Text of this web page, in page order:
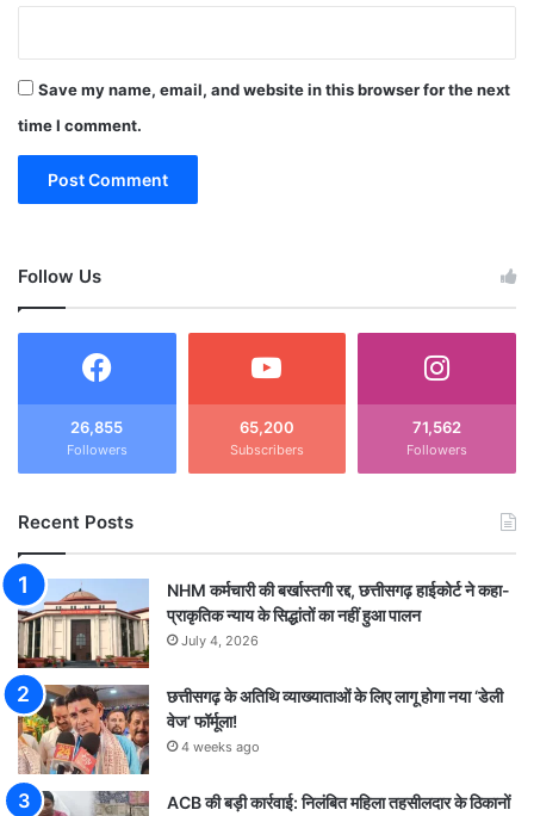
Save my name, email, and website in this browser for the next
time I comment.
Follow Us
26,855
Followers
65,200
Subscribers
71,562
Followers
Recent Posts
NHM कर्मचारी की बर्खास्तगी रद्द, छत्तीसगढ़ हाईकोर्ट ने कहा-
प्राकृतिक न्याय के सिद्धांतों का नहीं हुआ पालन
July 4, 2026
छत्तीसगढ़ के अतिथि व्याख्याताओं के लिए लागू होगा नया ‘डेली
वेज’ फॉर्मूला!
4 weeks ago
ACB की बड़ी कार्रवाई: निलंबित महिला तहसीलदार के ठिकानों